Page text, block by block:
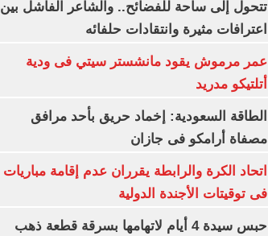
تتحول إلى ساحة للفضائح.. والشاعر الفاشل بين
اعترافات مثيرة وانتقادات حلفائه
عمر مرموش يقود مانشستر سيتي فى ودية
أتلتيكو مدريد
الطاقة السعودية: إخماد حريق بأحد مرافق
مصفاة أرامكو فى جازان
اتحاد الكرة والرابطة يقرران عدم إقامة مباريات
فى توقيتات الأجندة الدولية
حبس سيدة 4 أيام لاتهامها بسرقة قطعة ذهب